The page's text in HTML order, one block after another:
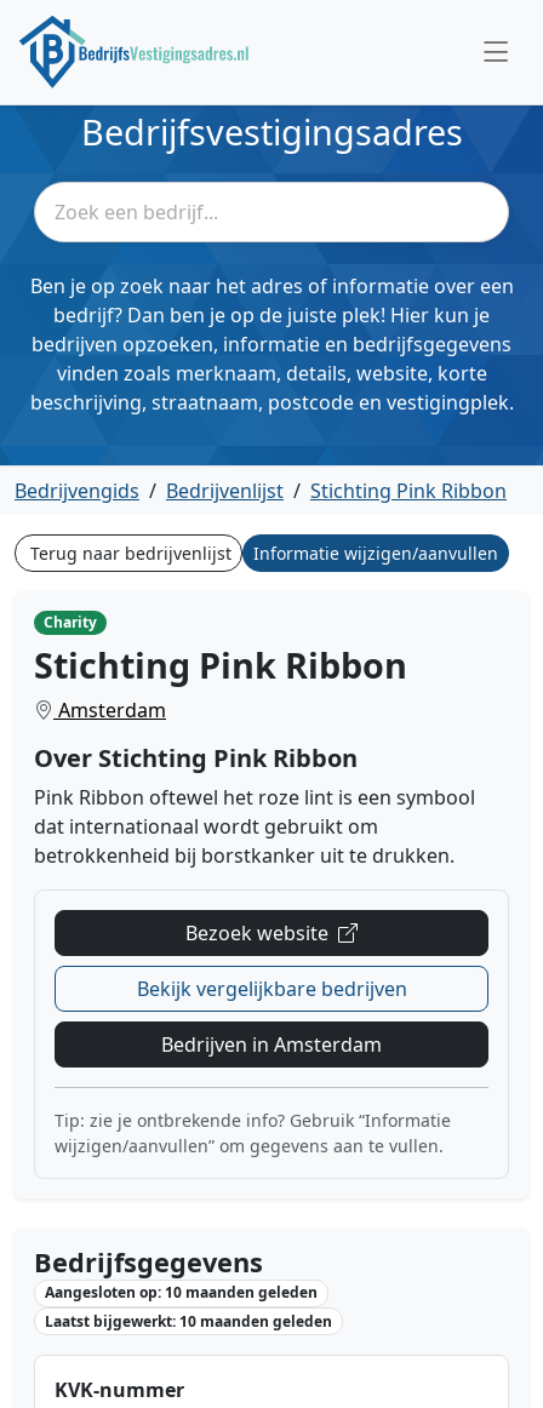
Bedrijfsvestigingsadres
Ben je op zoek naar het adres of informatie over een
bedrijf? Dan ben je op de juiste plek! Hier kun je
bedrijven opzoeken, informatie en bedrijfsgegevens
vinden zoals merknaam, details, website, korte
beschrijving, straatnaam, postcode en vestigingplek.
Bedrijvengids / Bedrijvenlijst / Stichting Pink Ribbon
Terug naar bedrijvenlijst Informatie wijzigen/aanvullen
Charity
Stichting Pink Ribbon
Amsterdam
Over Stichting Pink Ribbon
Pink Ribbon oftewel het roze lint is een symbool
dat internationaal wordt gebruikt om
betrokkenheid bij borstkanker uit te drukken.
Bezoek website
Bekijk vergelijkbare bedrijven
Bedrijven in Amsterdam
Tip: zie je ontbrekende info? Gebruik “Informatie
wijzigen/aanvullen” om gegevens aan te vullen.
Bedrijfsgegevens
Aangesloten op: 10 maanden geleden
Laatst bijgewerkt: 10 maanden geleden
KVK-nummer